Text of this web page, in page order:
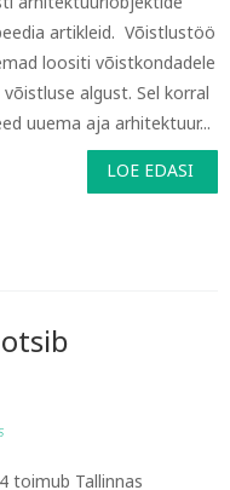
artikleid. Võistlustöö
loositi võistkondadele
algust. Sel korral
uuema aja arhitektuur...
LOE EDASI
toimub Tallinnas